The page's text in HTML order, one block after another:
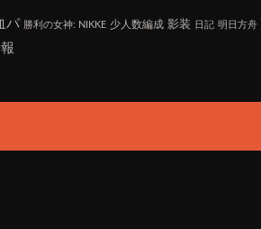
パ 勝利の女神: NIKKE 少人数編成 影装 日記 明日方舟